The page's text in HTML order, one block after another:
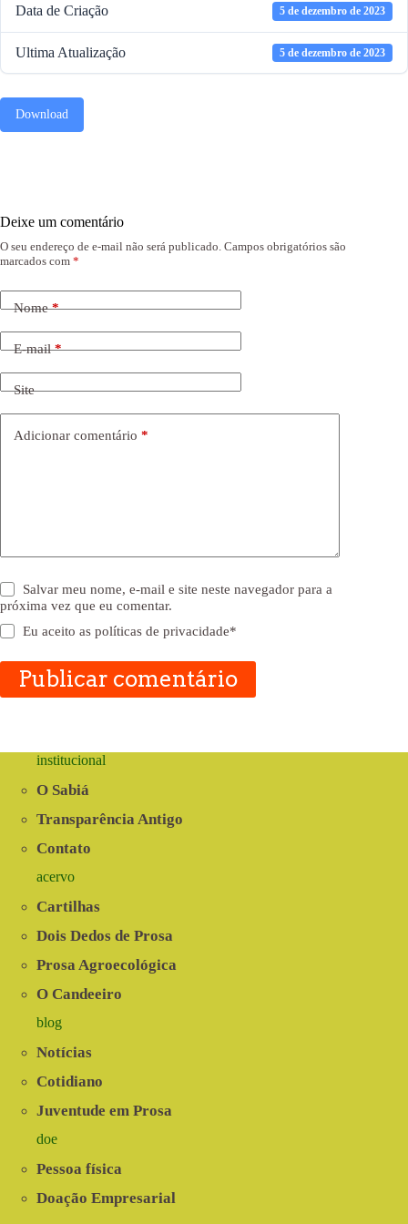
Data de Criação 5 de dezembro de 2023
Ultima Atualização 5 de dezembro de 2023
Download
Deixe um comentário
O seu endereço de e-mail não será publicado. Campos obrigatórios são
marcados com *
Nome*
E-mail*
Site
Adicionar comentário *
Salvar meu nome, e-mail e site neste navegador para a
próxima vez que eu comentar.
Eu aceito aspolíticas de privacidade*
Publicar comentário
institucional
O Sabiá
Transparência Antigo
Contato
acervo
Cartilhas
Dois Dedos de Prosa
Prosa Agroecológica
O Candeeiro
blog
Notícias
Cotidiano
Juventude em Prosa
doe
Pessoa física
Doação Empresarial